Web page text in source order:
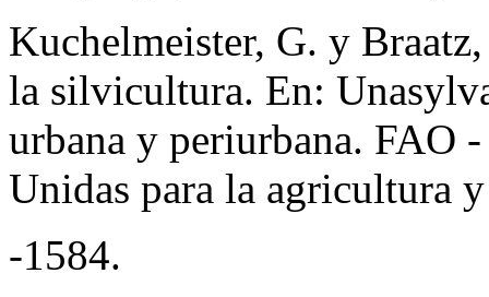
Kuchelmeister, G. y
la silvicultura. En:
urbana y periurbana. FAO
Unidas para la agricultura
-1584.